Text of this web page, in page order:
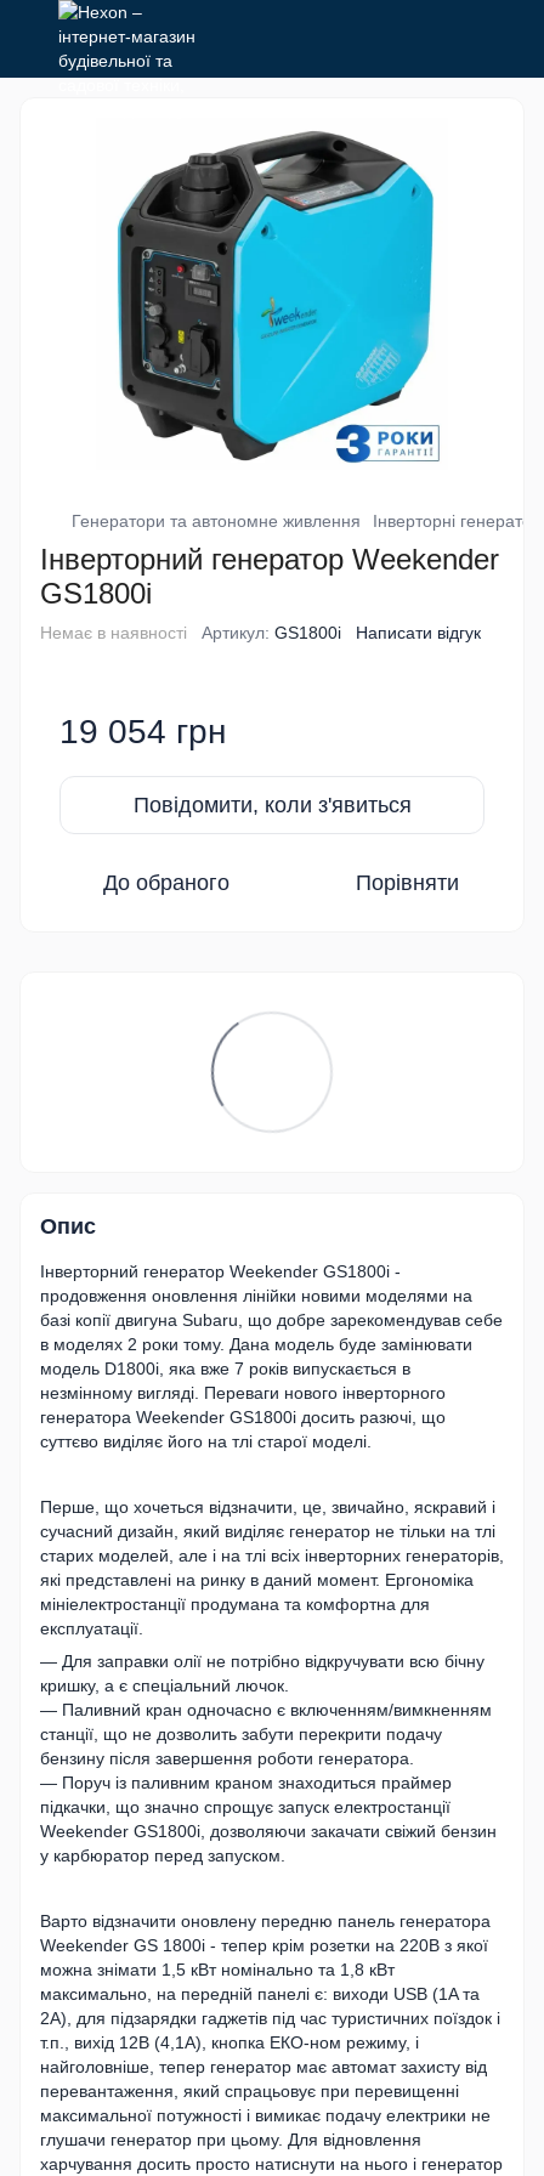
Генератори та автономне живлення Інверторні
Інверторний генератор Weekender
GS1800i
Немає в наявності Артикул: GS1800i Написати відгук
19 054 грн
Повідомити, коли з'явиться
До обраного Порівняти
Опис
Інверторний генератор Weekender GS1800i -
продовження оновлення лінійки новими моделями на
базі копії двигуна Subaru, що добре зарекомендував себе
в моделях 2 роки тому. Дана модель буде замінювати
модель D1800i, яка вже 7 років випускається в
незмінному вигляді. Переваги нового інверторного
генератора Weekender GS1800i досить разючі, що
суттєво виділяє його на тлі старої моделі.
Перше, що хочеться відзначити, це, звичайно, яскравий і
сучасний дизайн, який виділяє генератор не тільки на тлі
старих моделей, але і на тлі всіх інверторних генераторів,
які представлені на ринку в даний момент. Ергономіка
мініелектростанції продумана та комфортна для
експлуатації.
— Для заправки олії не потрібно відкручувати всю бічну
кришку, а є спеціальний лючок.
— Паливний кран одночасно є включенням/вимкненням
станції, що не дозволить забути перекрити подачу
бензину після завершення роботи генератора.
— Поруч із паливним краном знаходиться праймер
підкачки, що значно спрощує запуск електростанції
Weekender GS1800i, дозволяючи закачати свіжий бензин
у карбюратор перед запуском.
Варто відзначити оновлену передню панель генератора
Weekender GS 1800i - тепер крім розетки на 220В з якої
можна знімати 1,5 кВт номінально та 1,8 кВт
максимально, на передній панелі є: виходи USB (1A та
2A), для підзарядки гаджетів під час туристичних поїздок і
т.п., вихід 12В (4,1А), кнопка ЕКО-ном режиму, і
найголовніше, тепер генератор має автомат захисту від
перевантаження, який спрацьовує при перевищенні
максимальної потужності і вимикає подачу електрики не
глушачи генератор при цьому. Для відновлення
харчування досить просто натиснути на нього і генератор